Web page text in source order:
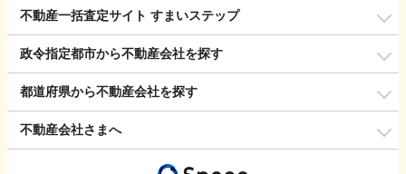
不動産一括査定サイト すまいステップ
政令指定都市から不動産会社を探す
都道府県から不動産会社を探す
不動産会社さまへ